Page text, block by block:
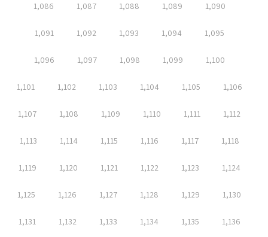
1,086 1,087 1,088 1,089 1,090
1,091 1,092 1,093 1,094 1,095
1,096 1,097 1,098 1,099 1,100
1,101 1,102 1,103 1,104 1,105 1,106
1,107 1,108 1,109 1,110 1,111 1,112
1,113 1,114 1,115 1,116 1,117 1,118
1,119 1,120 1,121 1,122 1,123 1,124
1,125 1,126 1,127 1,128 1,129 1,130
1,131 1,132 1,133 1,134 1,135 1,136